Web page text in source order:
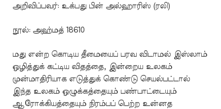
அறிவிப்பவர்: உக்பது பின் அல்ஹாரிஸ் (ரலி)
நூல்: அஹ்மத் 18610
மது என்ற கொடிய தீமையைப் பரவ விடாமல் இஸ்லாம்
ஒழித்துக் கட்டிய விதத்தை, இன்றைய உலகம்
முன்மாதிரியாக எடுத்துக் கொண்டு செயல்பட்டால்
இந்த உலகம் ஒழுக்கத்தையும் பண்பாட்டையும்
ஆரோக்கியத்தையும் நிரம்பப் பெற்ற உன்னத